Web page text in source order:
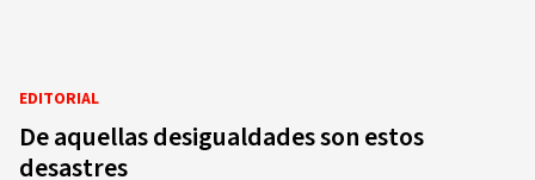
EDITORIAL
De aquellas desigualdades son estos
desastres